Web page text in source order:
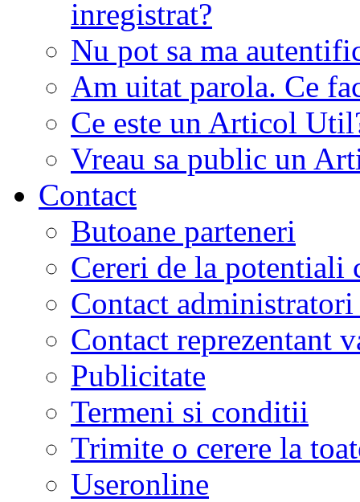
inregistrat?
Nu pot sa ma
Am uitat parola. Ce
Ce este un Articol
Vreau sa public un
Contact
Butoane parteneri
Cereri de la potentiali
Contact
Contact reprezentant
Publicitate
Termeni si conditii
Trimite o cerere la
Useronline